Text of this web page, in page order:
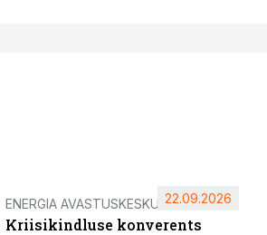
ENERGIA AVASTUSKESKUS
Kriisikindluse konverents
22.09.2026